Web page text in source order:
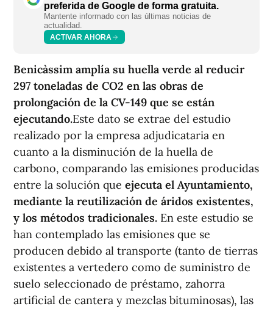
preferida de Google de forma gratuita.
Mantente informado con las últimas noticias de
actualidad.
ACTIVAR AHORA
Benicàssim amplía su huella verde al reducir
297 toneladas de CO2 en las obras de
prolongación de la CV-149 que se están
ejecutando.Este dato se extrae del estudio
realizado por la empresa adjudicataria en
cuanto a la disminución de la huella de
carbono, comparando las emisiones producidas
entre la solución que ejecuta el Ayuntamiento,
mediante la reutilización de áridos existentes,
y los métodos tradicionales. En este estudio se
han contemplado las emisiones que se
producen debido al transporte (tanto de tierras
existentes a vertedero como de suministro de
suelo seleccionado de préstamo, zahorra
artificial de cantera y mezclas bituminosas), las